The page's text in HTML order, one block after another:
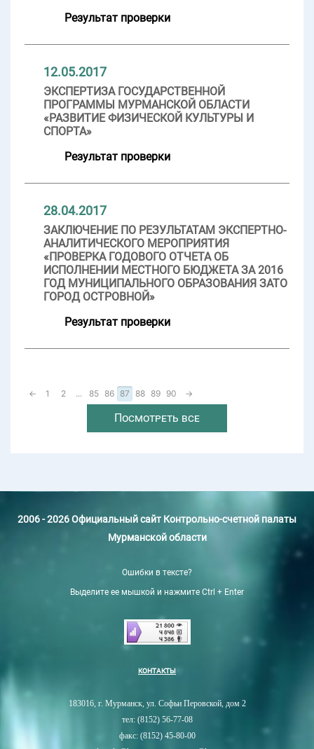
Результат проверки
12.05.2017
ЭКСПЕРТИЗА ГОСУДАРСТВЕННОЙ
ПРОГРАММЫ МУРМАНСКОЙ ОБЛАСТИ
«РАЗВИТИЕ ФИЗИЧЕСКОЙ КУЛЬТУРЫ И
СПОРТА»
Результат проверки
28.04.2017
ЗАКЛЮЧЕНИЕ ПО РЕЗУЛЬТАТАМ ЭКСПЕРТНО-
АНАЛИТИЧЕСКОГО МЕРОПРИЯТИЯ
«ПРОВЕРКА ГОДОВОГО ОТЧЕТА ОБ
ИСПОЛНЕНИИ МЕСТНОГО БЮДЖЕТА ЗА 2016
ГОД МУНИЦИПАЛЬНОГО ОБРАЗОВАНИЯ ЗАТО
ГОРОД ОСТРОВНОЙ»
Результат проверки
← 1 2 ... 85 86 87 88 89 90 →
Посмотреть все
2006 - 2026 Официальный сайт Контрольно-счетной палаты
Мурманской области
Ошибки в тексте?
Выделите ее мышкой и нажмите Ctrl + Enter
КОНТАКТЫ
183016, г. Мурманск, ул. Софьи Перовской, дом 2
тел: (8152) 56-77-08
факс: (8152) 45-80-00